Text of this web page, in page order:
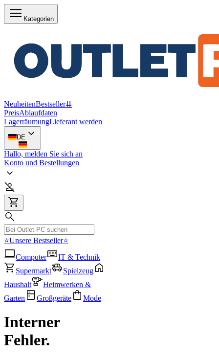
Kategorien
NeuheitenBestseller⇊
PreisAblaufdaten
LagerräumungLieferant werden
DE
Hallo, melden Sie sich an
Konto und Bestellungen
⭐Unsere Bestseller⭐
Computer
IT & Technik
Supermarkt
Spielzeug
Haushalt
Heimwerken &
Garten
Großgeräte Mode
Interner
Fehler.